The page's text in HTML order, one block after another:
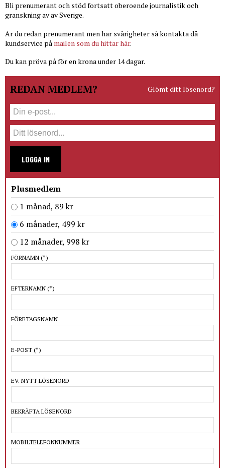
Bli prenumerant och stöd fortsatt oberoende journalistik och
granskning av av Sverige.
Är du redan prenumerant men har svårigheter så kontakta då
kundservice på mailen som du hittar här.
Du kan pröva på för en krona under 14 dagar.
REDAN MEDLEM? Glömt ditt lösenord?
LOGGA IN
Plusmedlem
1 månad, 89 kr
6 månader, 499 kr
12 månader, 998 kr
FÖRNAMN (*)
EFTERNAMN (*)
FÖRETAGSNAMN
E-POST (*)
EV. NYTT LÖSENORD
BEKRÄFTA LÖSENORD
MOBILTELEFONNUMMER